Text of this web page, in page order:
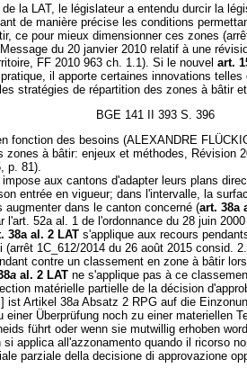
la LAT, le législateur a entendu durcir la
de manière précise les conditions
ce pour mieux dimensionner ces zones
du 20 janvier 2010 relatif à une
FF 2010 963 ch. 1.1). Si le nouvel art.
il apporte certaines innovations
stratégies de répartition des zones à bâtir
BGE 141 II 393 S. 396
fonction des besoins (ALEXANDRE
zones à bâtir: enjeux et méthodes, Révision
p. 81).
impose aux cantons d'adapter leurs plans
entrée en vigueur; dans l'intervalle, la
augmenter dans le canton concerné (art. 38a
l'art. 52a al. 1 de l'ordonnance du 28 juin
38a al. 2 LAT s'applique aux recours
1C_612/2014 du 26 août 2015 consid.
contre un classement en zone à bâtir
a al. 2 LAT ne s'applique pas à ce
matérielle partielle de la décision
ist Artikel 38a Absatz 2 RPG auf die
einer Überprüfung noch zu einer materiellen
führt oder wenn sie mutwillig erhoben
applica all'azzonamento quando il ricorso
parziale della decisione di approvazione